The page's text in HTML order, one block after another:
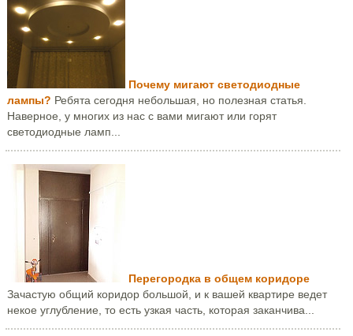
Почему мигают светодиодные
лампы? Ребята сегодня небольшая, но полезная статья.
Наверное, у многих из нас с вами мигают или горят
светодиодные ламп...
Перегородка в общем коридоре
Зачастую общий коридор большой, и к вашей квартире ведет
некое углубление, то есть узкая часть, которая заканчива...